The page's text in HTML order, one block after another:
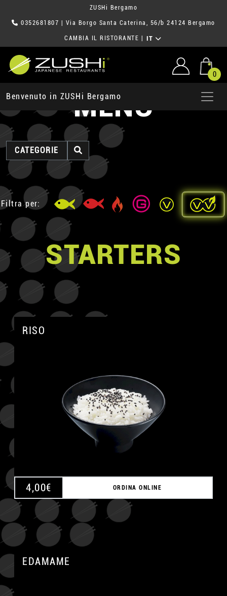
ZUSHi Bergamo
0352681807 | Via Borgo Santa Caterina, 56/b 24124 Bergamo
CAMBIA IL RISTORANTE IT
0
Benvenuto in ZUSHi Bergamo
MENU
CATEGORIE
Filtra per:
STARTERS
RISO
4,00€ ORDINA ONLINE
EDAMAME